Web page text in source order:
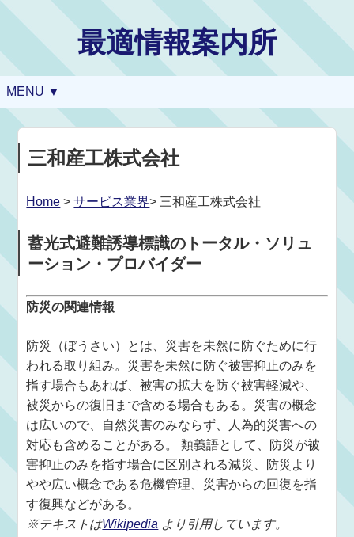
最適情報案内所
MENU ▼
三和産工株式会社
Home >サービス業界> 三和産工株式会社
蓄光式避難誘導標識のトータル・ソリュ
ーション・プロバイダー
防災の関連情報
防災（ぼうさい）とは、災害を未然に防ぐために行
われる取り組み。災害を未然に防ぐ被害抑止のみを
指す場合もあれば、被害の拡大を防ぐ被害軽減や、
被災からの復旧まで含める場合もある。災害の概念
は広いので、自然災害のみならず、人為的災害への
対応も含めることがある。 類義語として、防災が被
害抑止のみを指す場合に区別される減災、防災より
やや広い概念である危機管理、災害からの回復を指
す復興などがある。
※テキストはWikipedia より引用しています。